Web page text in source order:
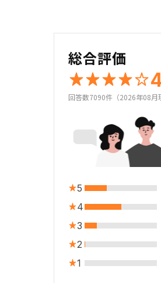
総合評価
回答数7090件（2026年08月
5
4
3
2
1